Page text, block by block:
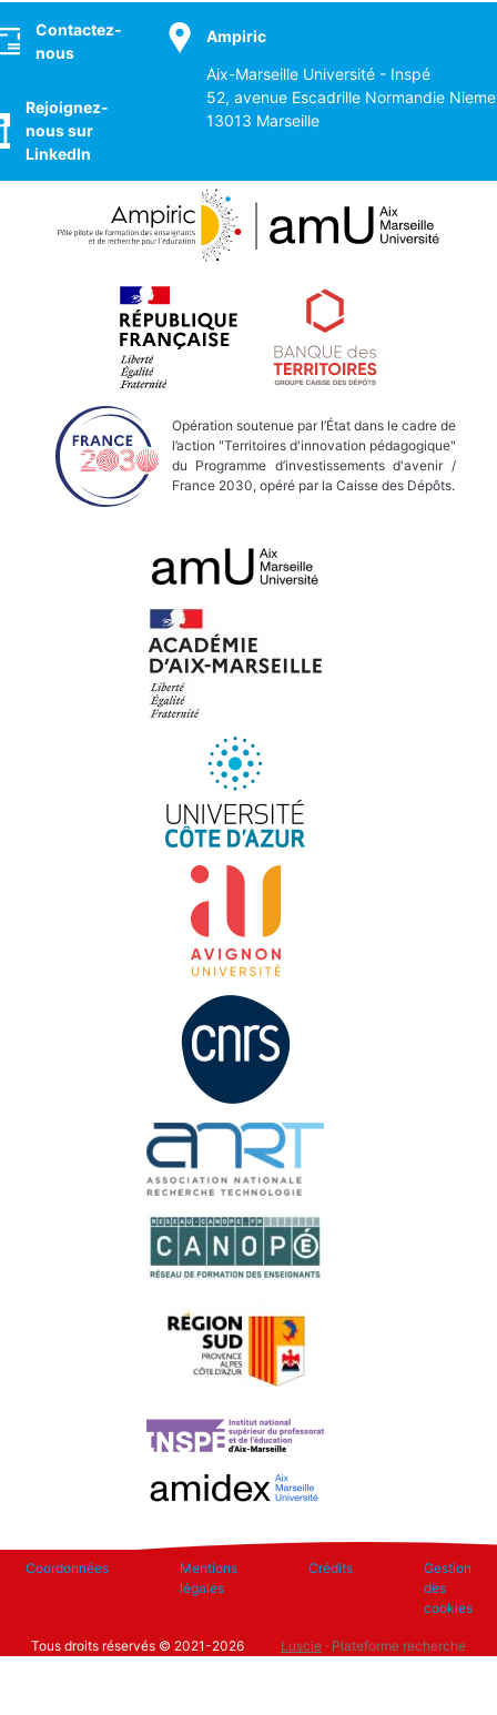
Contactez-
nous
Rejoignez-
nous sur
LinkedIn
Ampiric
Aix-Marseille Université - Inspé
52, avenue Escadrille Normandie
13013 Marseille
Opération soutenue par l’État dans le cadre de
l’action "Territoires d'innovation pédagogique"
du Programme d’investissements d'avenir /
France 2030, opéré par la Caisse des Dépôts.
Coordonnées
Mentions
légales
Crédits
Gestion
des
cookies
Tous droits réservés © 2021-2026 Luscie· Plateforme recherche